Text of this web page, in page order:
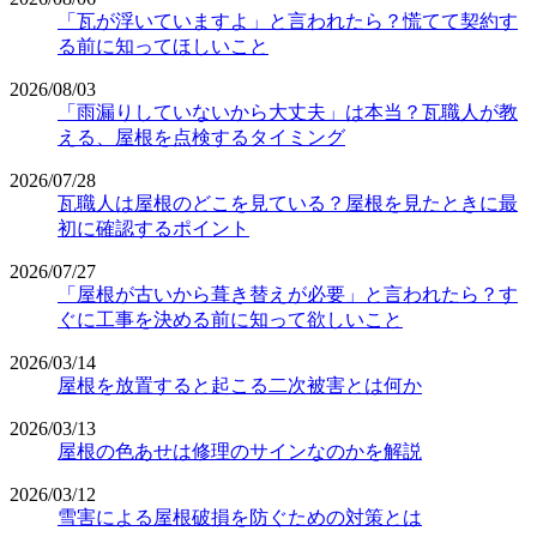
「瓦が浮いていますよ」と言われたら？慌てて契約す
る前に知ってほしいこと
2026/08/03
「雨漏りしていないから大丈夫」は本当？瓦職人が教
える、屋根を点検するタイミング
2026/07/28
瓦職人は屋根のどこを見ている？屋根を見たときに最
初に確認するポイント
2026/07/27
「屋根が古いから葺き替えが必要」と言われたら？す
ぐに工事を決める前に知って欲しいこと
2026/03/14
屋根を放置すると起こる二次被害とは何か
2026/03/13
屋根の色あせは修理のサインなのかを解説
2026/03/12
雪害による屋根破損を防ぐための対策とは